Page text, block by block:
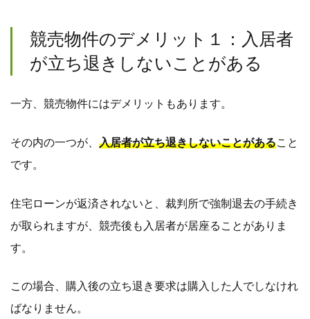
競売物件のデメリット１：入居者
が立ち退きしないことがある
一方、競売物件にはデメリットもあります。
その内の一つが、 入居者が立ち退きしないことがあること
です。
住宅ローンが返済されないと、裁判所で強制退去の手続き
が取られますが、競売後も入居者が居座ることがありま
す。
この場合、購入後の立ち退き要求は購入した人でしなけれ
ばなりません。